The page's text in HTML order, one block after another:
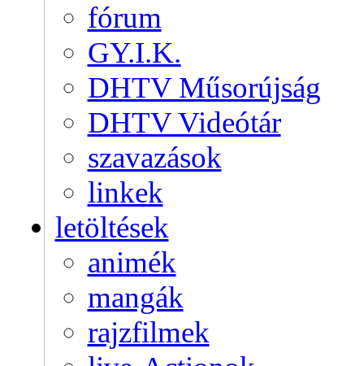
fórum
GY.I.K.
DHTV Műsorújság
DHTV Videótár
szavazások
linkek
letöltések
animék
mangák
rajzfilmek